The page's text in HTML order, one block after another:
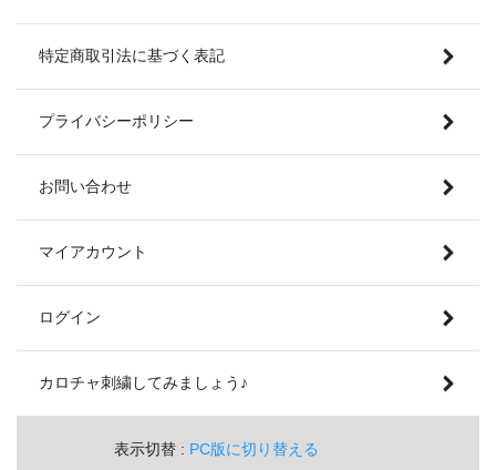
特定商取引法に基づく表記
プライバシーポリシー
お問い合わせ
マイアカウント
ログイン
カロチャ刺繍してみましょう♪
表示切替 : PC版に切り替える